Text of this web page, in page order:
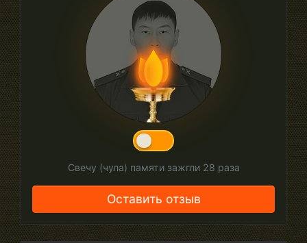
Свечу (чула) памяти зажгли 28 раза
Оставить отзыв